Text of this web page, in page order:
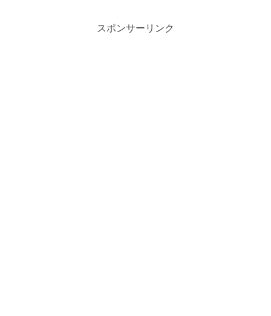
スポンサーリンク